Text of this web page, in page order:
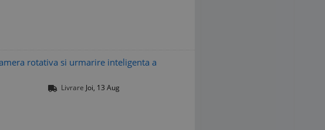
rotativa si urmarire inteligenta a
Livrare Joi, 13 Aug